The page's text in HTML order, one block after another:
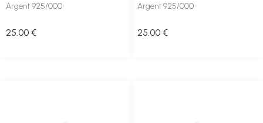
Argent 925/000
25 .00 €
Argent 925/000
25 .00 €